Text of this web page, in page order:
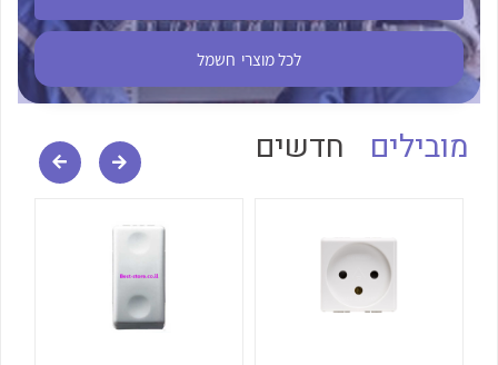
לכל מוצרי היצרן לכל מוצרי היצרן
לכל מוצרי חשמל
מובילים חדשים